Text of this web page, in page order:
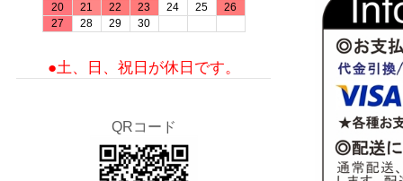
20
21 22 23 24 25
26
27
28 29 30
●土、日、祝日が休日です。
QRコード